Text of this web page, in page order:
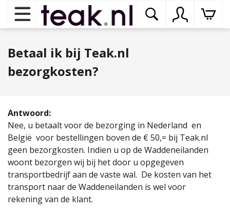
Teak tuinmeubelen
Teak binnenmeubelen
Teak woonprogramma’s
Teak onderhoudsproducten
binnenmeubelen
Betaal ik bij Teak.nl
bezorgkosten?
Antwoord:
Nee, u betaalt voor de bezorging in Nederland en
België voor bestellingen boven de € 50,= bij Teak.nl
geen bezorgkosten. Indien u op de Waddeneilanden
woont bezorgen wij bij het door u opgegeven
transportbedrijf aan de vaste wal. De kosten van het
transport naar de Waddeneilanden is wel voor
rekening van de klant.